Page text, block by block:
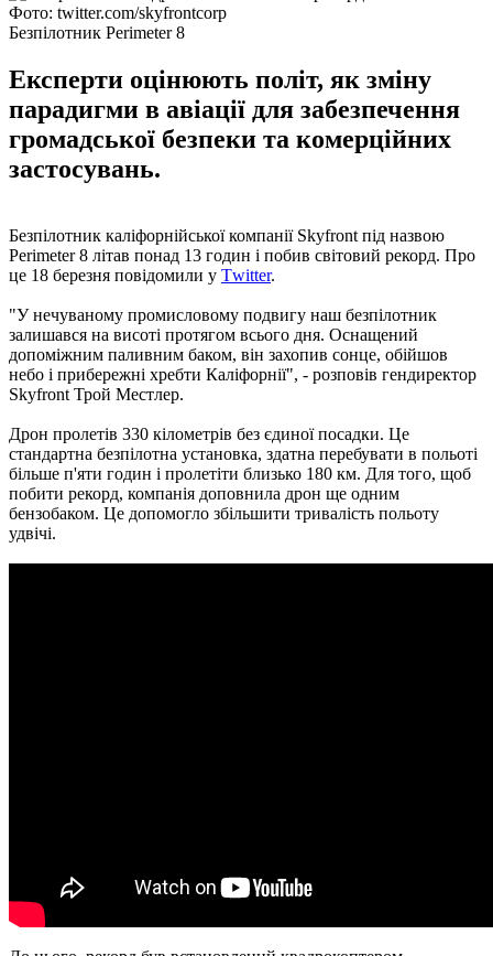
Фото: twitter.com/skyfrontcorp
Безпілотник Perimeter 8
Експерти оцінюють політ, як зміну
парадигми в авіації для забезпечення
громадської безпеки та комерційних
застосувань.
Безпілотник каліфорнійської компанії Skyfront під назвою
Perimeter 8 літав понад 13 годин і побив світовий рекорд. Про
це 18 березня повідомили у Тwitter.
"У нечуваному промисловому подвигу наш безпілотник
залишався на висоті протягом всього дня. Оснащений
допоміжним паливним баком, він захопив сонце, обійшов
небо і прибережні хребти Каліфорнії", - розповів гендиректор
Skyfront Трой Местлер.
Дрон пролетів 330 кілометрів без єдиної посадки. Це
стандартна безпілотна установка, здатна перебувати в польоті
більше п'яти годин і пролетіти близько 180 км. Для того, щоб
побити рекорд, компанія доповнила дрон ще одним
бензобаком. Це допомогло збільшити тривалість польоту
удвічі.